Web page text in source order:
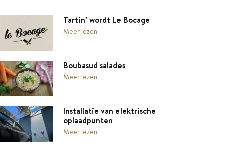
Tartin’ wordt Le Bocage
Meer lezen
Boubasud salades
Meer lezen
Installatie van elektrische
oplaadpunten
Meer lezen